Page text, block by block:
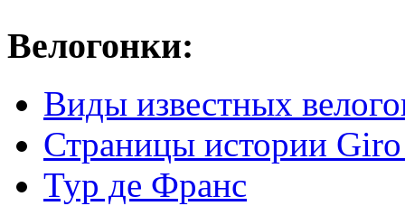
Велогонки:
Виды известных
Страницы истории
Тур де Франс